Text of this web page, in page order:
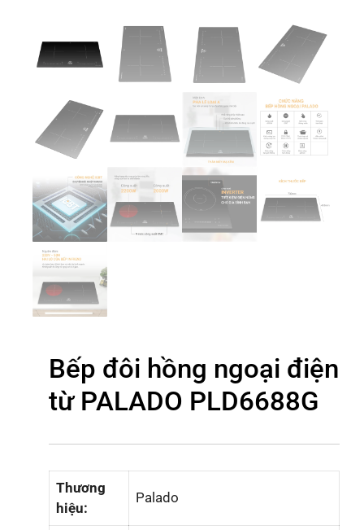
Bếp đôi hồng ngoại điện
từ PALADO PLD6688G
Thương
hiệu:
Palado